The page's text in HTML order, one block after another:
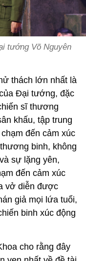
tướng Võ Nguyên
thách lớn nhất là
Đại tướng, đặc
sĩ thương
khấu, tập trung
đến cảm xúc
binh, không
sự lặng yên,
đến cảm xúc
vở diễn được
giả mọi lứa tuổi,
binh xúc động
cho rằng đây